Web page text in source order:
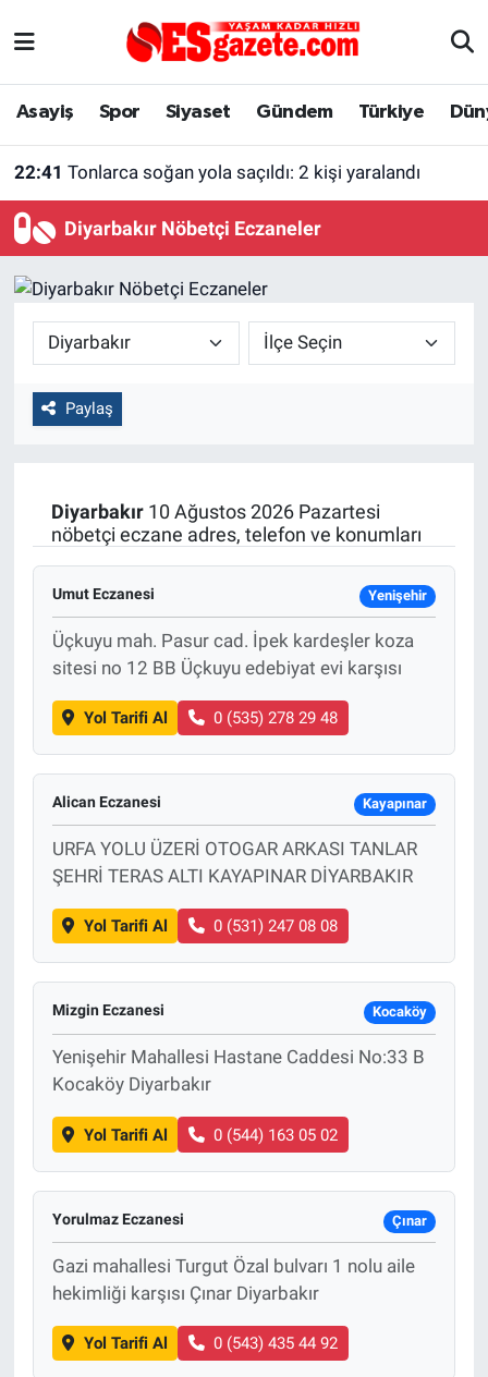
Asayiş Spor Siyaset Gündem Türkiye
22:41 Tonlarca soğan yola saçıldı: 2 kişi yaralandı
Diyarbakır Nöbetçi Eczaneler
Paylaş
Diyarbakır10 Ağustos 2026 Pazartesi
nöbetçi eczane adres, telefon ve konumları
Umut Eczanesi Yenişehir
Üçkuyu mah. Pasur cad. İpek kardeşler koza
sitesi no 12 BB Üçkuyu edebiyat evi karşısı
Yol Tarifi Al 0 (535) 278 29 48
Alican Eczanesi Kayapınar
URFA YOLU ÜZERİ OTOGAR ARKASI TANLAR
ŞEHRİ TERAS ALTI KAYAPINAR DİYARBAKIR
Yol Tarifi Al 0 (531) 247 08 08
Mizgin Eczanesi Kocaköy
Yenişehir Mahallesi Hastane Caddesi No:33 B
Kocaköy Diyarbakır
Yol Tarifi Al 0 (544) 163 05 02
Yorulmaz Eczanesi Çınar
Gazi mahallesi Turgut Özal bulvarı 1 nolu aile
hekimliği karşısı Çınar Diyarbakır
Yol Tarifi Al 0 (543) 435 44 92
Asayiş
Dünya
Sağlık
Yaşam
Eskişehir Arşivi
Röportaj
Ekonomi
Politika
Bilecik
Kütahya
Genel
Çevre
Yerel
Magazin
Eskişehir Nöbetçi Eczaneler
Tüm Manşetler
Son Dakika Haberleri
Haber Arşivi